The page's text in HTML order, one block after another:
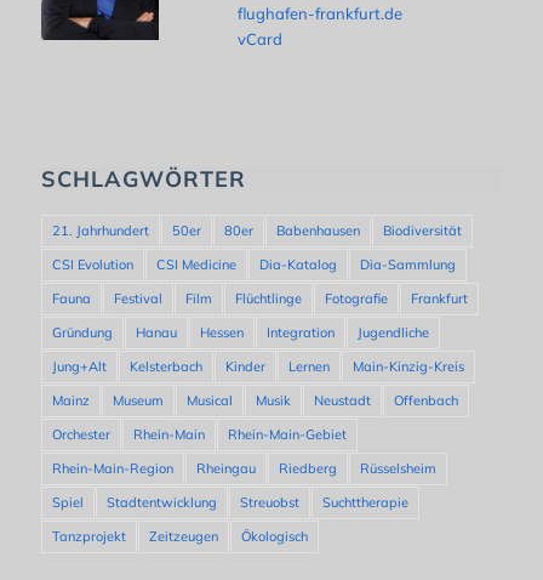
flughafen-frankfurt.de
vCard
SCHLAGWÖRTER
21. Jahrhundert 50er 80er Babenhausen
Biodiversität
CSI Evolution
CSI Medicine Dia-Katalog
Dia-Sammlung
Fauna
Festival Film Flüchtlinge Fotografie
Frankfurt
Gründung
Hanau Hessen Integration
Jugendliche
Jung+Alt
Kelsterbach Kinder Lernen
Main-Kinzig-Kreis
Mainz
Museum Musical Musik Neustadt
Offenbach
Orchester
Rhein-Main
Rhein-Main-Gebiet
Rhein-Main-Region
Rheingau Riedberg
Rüsselsheim
Spiel
Stadtentwicklung Streuobst
Suchttherapie
Tanzprojekt
Zeitzeugen Ökologisch